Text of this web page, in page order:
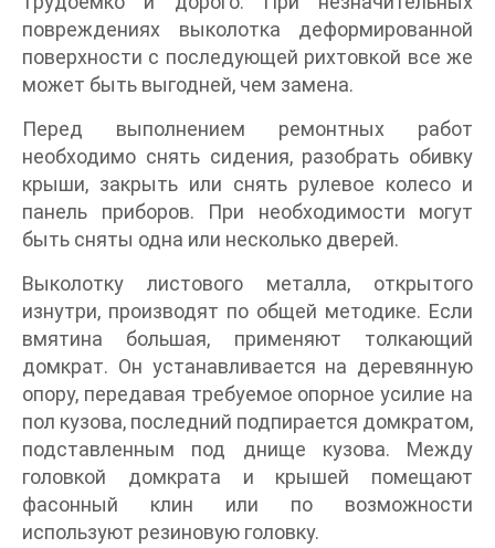
повреждениях выколотка деформированной
поверхности с последующей рихтовкой все же
может быть выгодней, чем замена.
Перед выполнением ремонтных работ
необходимо снять сидения, разобрать обивку
крыши, закрыть или снять рулевое колесо и
панель приборов. При необходимости могут
быть сняты одна или несколько дверей.
Выколотку листового металла, открытого
изнутри, производят по общей методике. Если
вмятина большая, применяют толкающий
домкрат. Он устанавливается на деревянную
опору, передавая требуемое опорное усилие на
пол кузова, последний подпирается домкратом,
подставленным под днище кузова. Между
головкой домкрата и крышей помещают
фасонный клин или по возможности
используют резиновую головку.